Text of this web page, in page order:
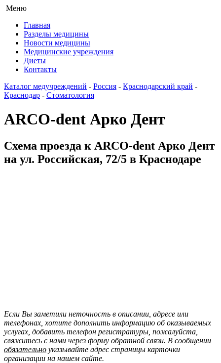
Меню
Главная
Разделы медицины
Новости медицины
Медицинские учреждения
Диеты
Контакты
Каталог медучреждений - Россия - Краснодарский край -
Краснодар - Стоматология
ARCO-dent Арко Дент
Схема проезда к ARCO-dent Арко Дент
на ул. Российская, 72/5 в Краснодаре
Если Вы заметили неточность в описании, адресе или
телефонах, хотите дополнить информацию об оказываемых
услугах, добавить телефон регистратуры, пожалуйста,
свяжитесь с нами через форму обратной связи. В сообщении
обязательно указывайте адрес страницы карточки
организации на нашем сайте.